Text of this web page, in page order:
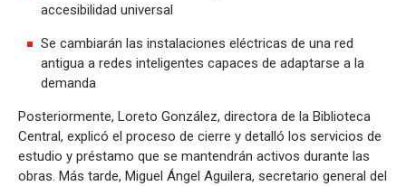
accesibilidad universal
Se cambiarán las instalaciones eléctricas de una red
antigua a redes inteligentes capaces de adaptarse a la
demanda
Posteriormente, Loreto González, directora de la Biblioteca
Central, explicó el proceso de cierre y detalló los servicios de
estudio y préstamo que se mantendrán activos durante las
obras. Más tarde, Miguel Ángel Aguilera, secretario general del